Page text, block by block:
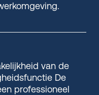
van de
De
professioneel